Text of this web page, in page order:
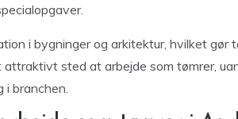
i bygninger og arkitektur, hvilket gør
sted at arbejde som tømrer,
branchen.